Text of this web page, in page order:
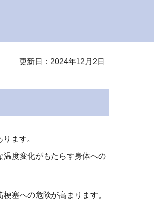
更新日：2024年12月2日
ます。
温度変化がもたらす身体への
塞への危険が高まります。